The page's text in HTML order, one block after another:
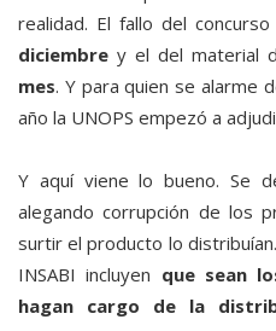
realidad. El fallo del
diciembre y el del material
mes. Y para quien se alarme
año la UNOPS empezó a
Y aquí viene lo bueno. Se
alegando corrupción de los
surtir el producto lo
INSABI incluyen que sean
hagan cargo de la